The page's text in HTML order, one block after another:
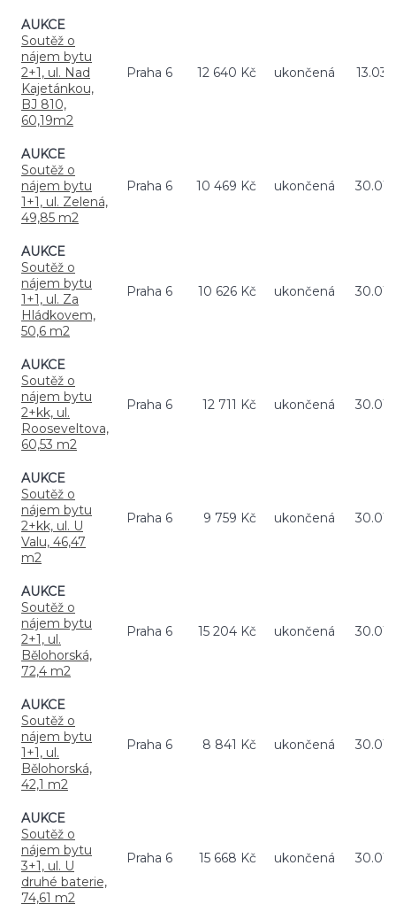
AUKCE
Soutěž o
nájem bytu
2+1, ul. Nad
Kajetánkou,
BJ 810,
60,19m2
Praha 6 12 640 Kč ukončená
AUKCE
Soutěž o
nájem bytu
1+1, ul. Zelená,
49,85 m2
Praha 6 10 469 Kč ukončená
AUKCE
Soutěž o
nájem bytu
1+1, ul. Za
Hládkovem,
50,6 m2
Praha 6 10 626 Kč ukončená
AUKCE
Soutěž o
nájem bytu
2+kk, ul.
Rooseveltova,
60,53 m2
Praha 6 12 711 Kč ukončená
AUKCE
Soutěž o
nájem bytu
2+kk, ul. U
Valu, 46,47
m2
Praha 6 9 759 Kč ukončená
AUKCE
Soutěž o
nájem bytu
2+1, ul.
Bělohorská,
72,4 m2
Praha 6 15 204 Kč ukončená
AUKCE
Soutěž o
nájem bytu
1+1, ul.
Bělohorská,
42,1 m2
Praha 6 8 841 Kč ukončená
AUKCE
Soutěž o
nájem bytu
3+1, ul. U
druhé baterie,
74,61 m2
Praha 6 15 668 Kč ukončená